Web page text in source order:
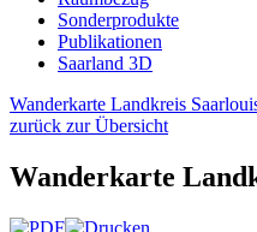
Sonderprodukte
Publikationen
Saarland 3D
Wanderkarte Landkreis
zurück zur Übersicht
Wanderkarte